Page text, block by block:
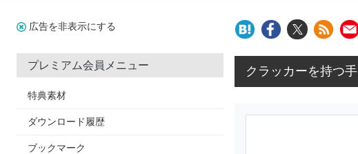
広告を非表示にする
プレミアム会員メニュー
特典素材
ダウンロード履歴
ブックマーク
クラッカーを持つ手